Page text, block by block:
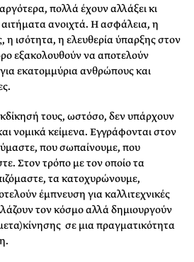
πολλά έχουν αλλάξει κι
ανοιχτά. Η ασφάλεια, η
ισότητα, η ελευθερία ύπαρξης στον
εξακολουθούν να αποτελούν
εκατομμύρια ανθρώπους και
τους, ωστόσο, δεν υπάρχουν
νομικά κείμενα. Εγγράφονται στον
που σωπαίνουμε, που
Στον τρόπο με τον οποίο τα
τα κατοχυρώνουμε,
έμπνευση για καλλιτεχνικές
τον κόσμο αλλά δημιουργούν
σε μια πραγματικότητα